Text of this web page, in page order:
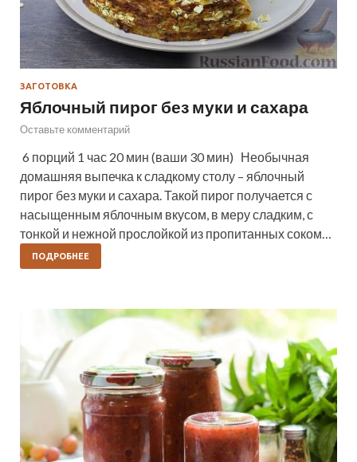
ЗАГОТОВКА
Яблочный пирог без муки и сахара
Оставьте комментарий
6 порций 1 час 20 мин (ваши 30 мин) Необычная
домашняя выпечка к сладкому столу – яблочный
пирог без муки и сахара. Такой пирог получается с
насыщенным яблочным вкусом, в меру сладким, с
тонкой и нежной прослойкой из пропитанных соком…
ПОДРОБНЕЕ